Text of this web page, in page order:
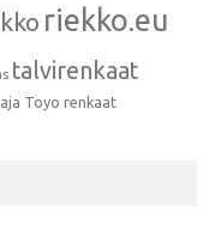
riekko.eu
talvirenkaat
Toyo renkaat